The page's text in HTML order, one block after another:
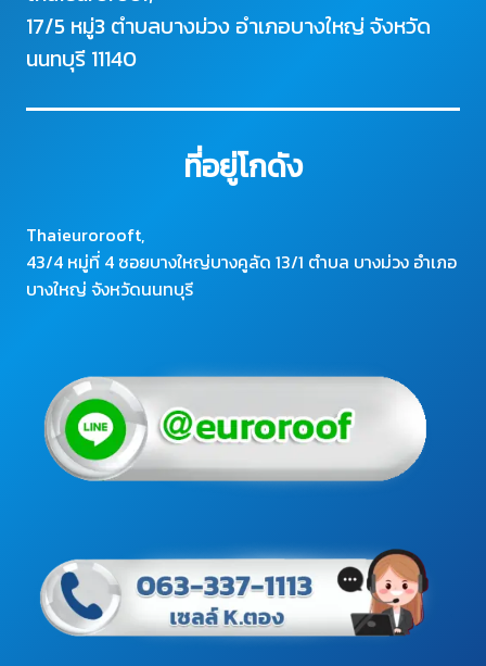
17/5 หมู่3 ตำบลบางม่วง อำเภอบางใหญ่ จังหวัด
นนทบุรี 11140
ที่อยู่โกดัง
Thaieurorooft,
43/4 หมู่ที่ 4 ซอยบางใหญ่บางคูลัด 13/1 ตำบล บางม่วง อำเภอ
บางใหญ่ จังหวัดนนทบุรี